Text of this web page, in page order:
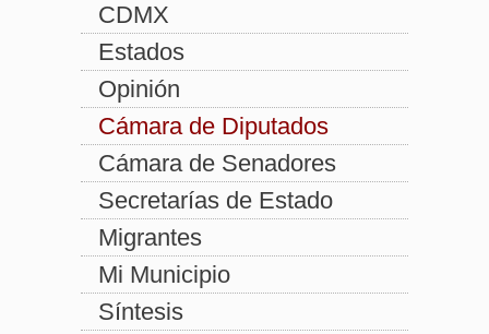
CDMX
Estados
Opinión
Cámara de Diputados
Cámara de Senadores
Secretarías de Estado
Migrantes
Mi Municipio
Síntesis